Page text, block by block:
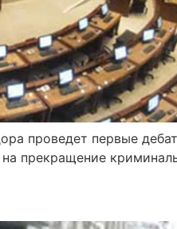
проведет первые
прекращение